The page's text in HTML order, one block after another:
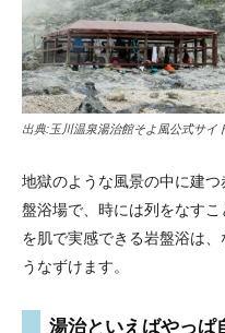
出典:玉川温泉湯治館そよ風公式サイ
地獄のような風景の中に建
盤浴場で、時には列をなす
を肌で実感できる岩盤浴は
うなずけます。
湯治といえばやっぱ